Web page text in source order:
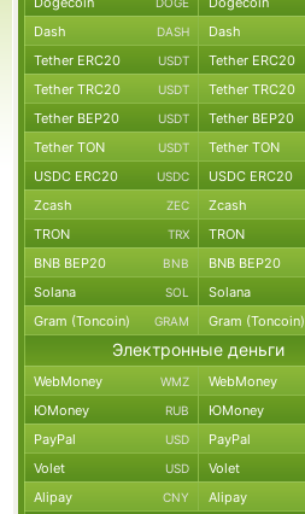
Dash DASH Dash
Tether ERC20 USDT Tether ERC20
Tether TRC20 USDT Tether TRC20
Tether BEP20 USDT Tether BEP20
Tether TON USDT Tether TON
USDC ERC20 USDC USDC ERC20
Zcash ZEC Zcash
TRON TRX TRON
BNB BEP20 BNB BNB BEP20
Solana SOL Solana
Gram (Toncoin) GRAM Gram (Toncoin)
Электронные деньги
WebMoney WMZ WebMoney
ЮMoney RUB ЮMoney
PayPal USD PayPal
Volet USD Volet
Alipay CNY Alipay